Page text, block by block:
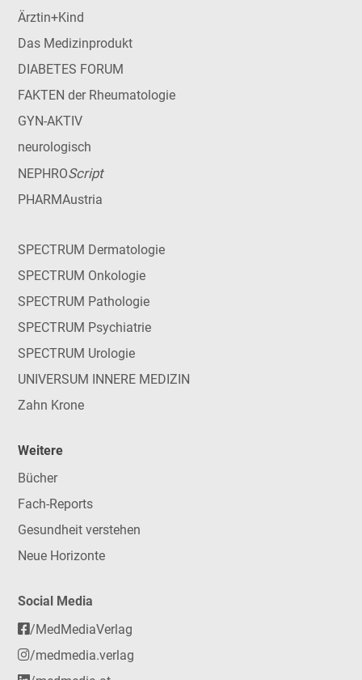
Ärztin+Kind
Das Medizinprodukt
DIABETES FORUM
FAKTEN der Rheumatologie
GYN-AKTIV
neurologisch
NEPHROScript
PHARMAustria
SPECTRUM Dermatologie
SPECTRUM Onkologie
SPECTRUM Pathologie
SPECTRUM Psychiatrie
SPECTRUM Urologie
UNIVERSUM INNERE MEDIZIN
Zahn Krone
Weitere
Bücher
Fach-Reports
Gesundheit verstehen
Neue Horizonte
Social Media
/MedMediaVerlag
/medmedia.verlag